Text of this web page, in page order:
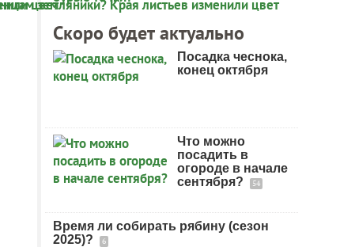
Скоро будет актуально
Посадка чеснока,
конец октября
Что можно
посадить в
огороде в начале
сентября?
54
Время ли собирать рябину (сезон
2025)?
6